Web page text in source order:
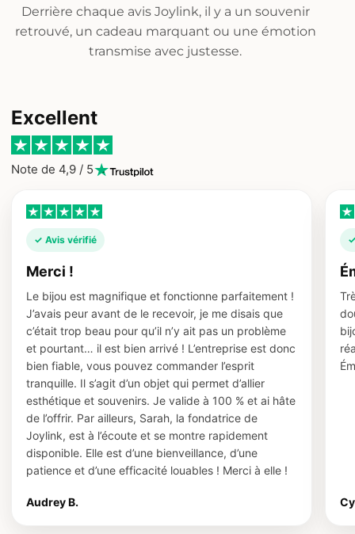
Derrière chaque avis Joylink, il y a un souvenir
retrouvé, un cadeau marquant ou une émotion
transmise avec justesse.
Excellent
Note de 4,9 / 5
✓ Avis vérifié
Merci !
Le bijou est magnifique et fonctionne parfaitement !
J’avais peur avant de le recevoir, je me disais que
c’était trop beau pour qu’il n’y ait pas un problème
et pourtant… il est bien arrivé ! L’entreprise est donc
bien fiable, vous pouvez commander l’esprit
tranquille. Il s’agit d’un objet qui permet d’allier
esthétique et souvenirs. Je valide à 100 % et ai hâte
de l’offrir. Par ailleurs, Sarah, la fondatrice de
Joylink, est à l’écoute et se montre rapidement
disponible. Elle est d’une bienveillance, d’une
patience et d’une efficacité louables ! Merci à elle !
Audrey B.